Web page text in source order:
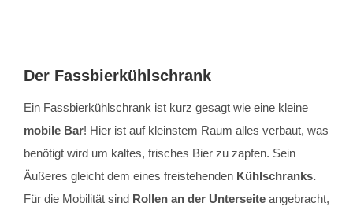
Der Fassbierkühlschrank
Ein Fassbierkühlschrank ist kurz gesagt wie eine kleine
mobile Bar! Hier ist auf kleinstem Raum alles verbaut, was
benötigt wird um kaltes, frisches Bier zu zapfen. Sein
Äußeres gleicht dem eines freistehenden Kühlschranks.
Für die Mobilität sind Rollen an der Unterseite angebracht,